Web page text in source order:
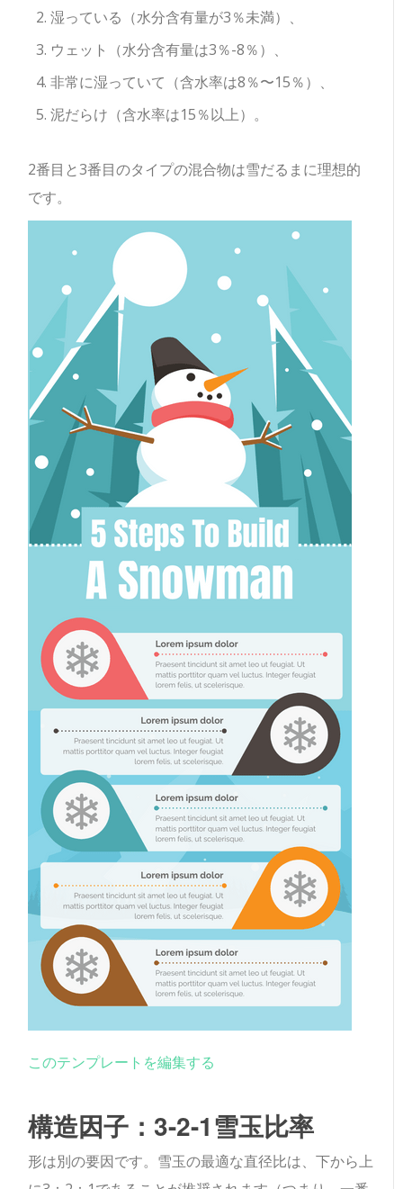
湿っている（水分含有量が3％未満）、
ウェット（水分含有量は3％-8％）、
非常に湿っていて（含水率は8％〜15％）、
泥だらけ（含水率は15％以上）。
2番目と3番目のタイプの混合物は雪だるまに理想的
です。
このテンプレートを編集する
構造因子：3-2-1雪玉比率
形は別の要因です。雪玉の最適な直径比は、下から上